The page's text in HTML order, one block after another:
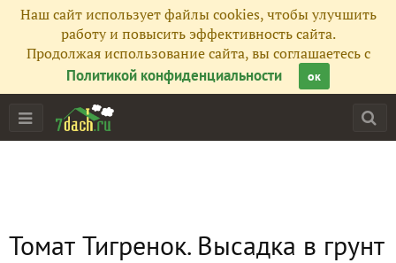
Наш сайт использует файлы cookies, чтобы улучшить
работу и повысить эффективность сайта.
Продолжая использование сайта, вы соглашаетесь с
Политикой конфиденциальности
ок
Томат Тигренок. Высадка в грунт